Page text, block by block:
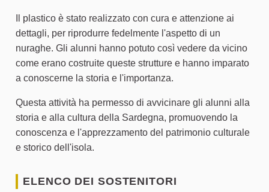
Il plastico è stato realizzato con cura e attenzione ai
dettagli, per riprodurre fedelmente l'aspetto di un
nuraghe. Gli alunni hanno potuto così vedere da vicino
come erano costruite queste strutture e hanno imparato
a conoscerne la storia e l'importanza.
Questa attività ha permesso di avvicinare gli alunni alla
storia e alla cultura della Sardegna, promuovendo la
conoscenza e l'apprezzamento del patrimonio culturale
e storico dell'isola.
ELENCO DEI SOSTENITORI